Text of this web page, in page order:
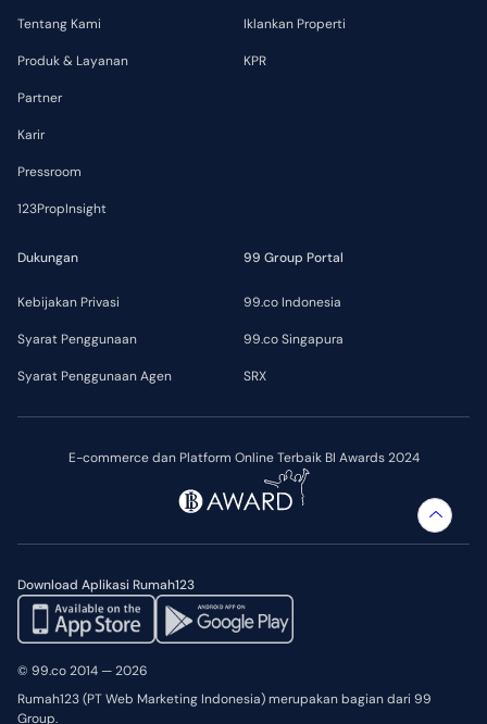
E-commerce dan Platform Online Terbaik BI Awards 2024
Download Aplikasi Rumah123
Tentang Kami
Produk & Layanan
Partner
Karir
Pressroom
123PropInsight
Iklankan Properti
KPR
Dukungan
Kebijakan Privasi
Syarat Penggunaan
Syarat Penggunaan Agen
99 Group Portal
99.co Indonesia
99.co Singapura
SRX
© 99.co 2014 — 2026
Rumah123 (PT Web Marketing Indonesia) merupakan bagian dari 99
Group.